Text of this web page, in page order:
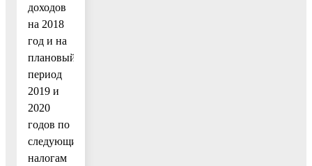
доходов
на 2018
год и на
плановый
период
2019 и
2020
годов по
следующим
налогам